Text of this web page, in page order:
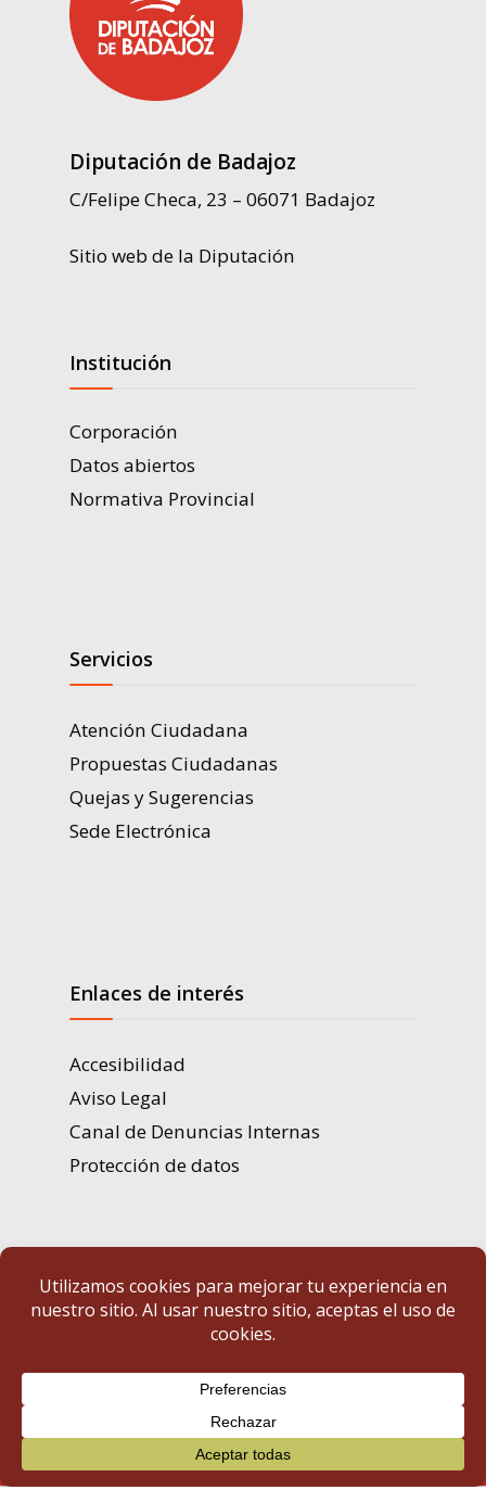
Diputación de Badajoz
C/Felipe Checa, 23 – 06071 Badajoz
Sitio web de la Diputación
Institución
Corporación
Datos abiertos
Normativa Provincial
Servicios
Atención Ciudadana
Propuestas Ciudadanas
Quejas y Sugerencias
Sede Electrónica
Enlaces de interés
Accesibilidad
Aviso Legal
Canal de Denuncias Internas
Protección de datos
Portal de Transparencia | Diputación de Badajoz